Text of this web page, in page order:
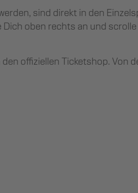
sind direkt in den
Dich oben rechts an und
offiziellen Ticketshop. Von